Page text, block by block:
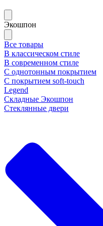
Экошпон
Все товары
В классическом стиле
В современном стиле
С однотонным покрытием
С покрытием soft-touch
Legend
Складные Экошпон
Стеклянные двери